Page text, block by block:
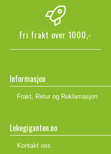
Fri frakt over 1000,-
Informasjon
Frakt, Retur og Reklamasjon
Lekegiganten.no
Kontakt oss